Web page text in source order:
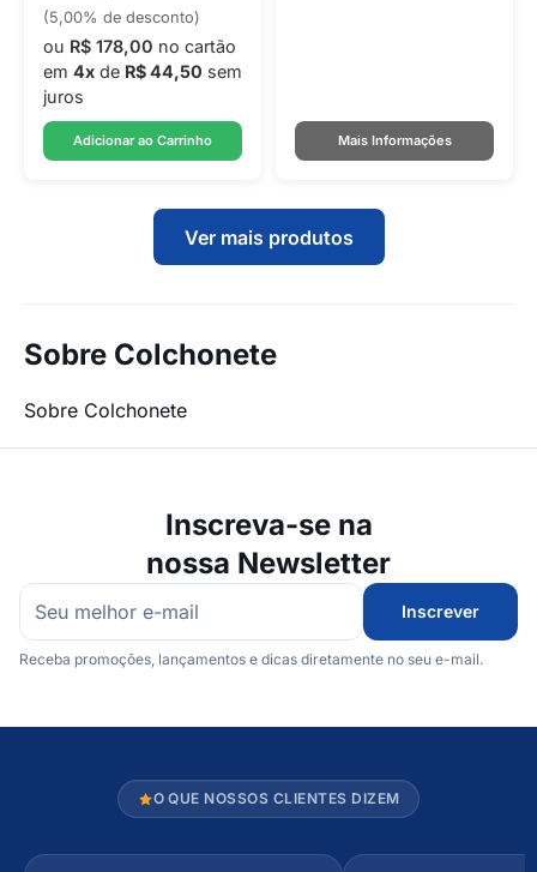
(5,00% de desconto)
ou R$ 178,00 no cartão
em 4x de R$ 44,50 sem
juros
Adicionar ao Carrinho Mais Informações
Ver mais produtos
Sobre Colchonete
Sobre Colchonete
Inscreva-se na
nossa Newsletter
Inscrever
Receba promoções, lançamentos e dicas diretamente no seu e-mail.
O QUE NOSSOS CLIENTES DIZEM